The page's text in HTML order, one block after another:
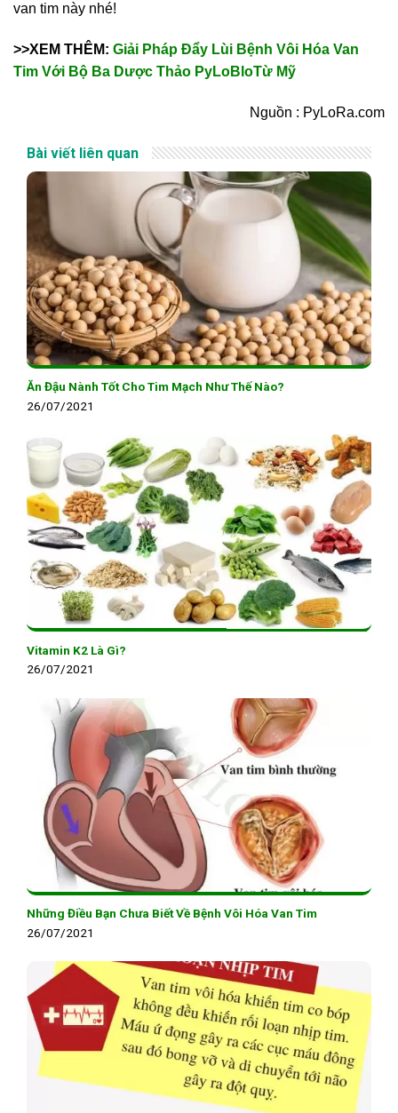
van tim này nhé!
>>XEM THÊM: Giải Pháp Đẩy Lùi Bệnh Vôi Hóa Van
Tim Với Bộ Ba Dược Thảo PyLoBloTừ Mỹ
Nguồn : PyLoRa.com
Bài viết liên quan
Ăn Đậu Nành Tốt Cho Tim Mạch Như Thế Nào?
26/07/2021
Vitamin K2 Là Gì?
26/07/2021
Những Điều Bạn Chưa Biết Về Bệnh Vôi Hóa Van Tim
26/07/2021